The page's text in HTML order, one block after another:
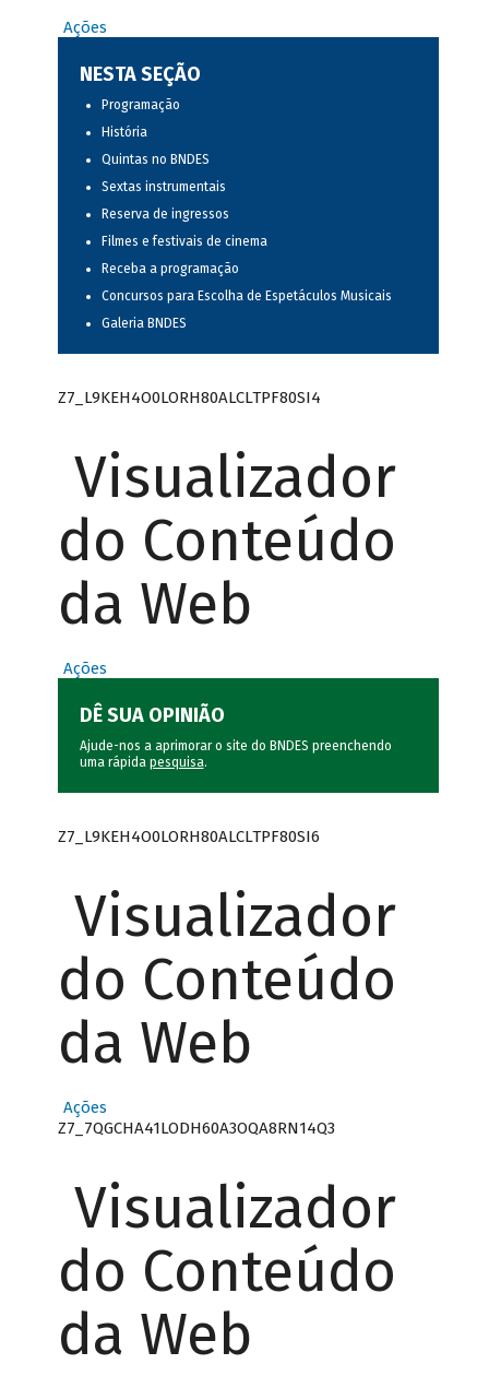
Ações
NESTA SEÇÃO
Programação
História
Quintas no BNDES
Sextas instrumentais
Reserva de ingressos
Filmes e festivais de cinema
Receba a programação
Concursos para Escolha de Espetáculos Musicais
Galeria BNDES
Z7_L9KEH4O0LORH80ALCLTPF80SI4
Visualizador
do Conteúdo
da Web
Ações
DÊ SUA OPINIÃO
Ajude-nos a aprimorar o site do BNDES preenchendo
uma rápida pesquisa.
Z7_L9KEH4O0LORH80ALCLTPF80SI6
Visualizador
do Conteúdo
da Web
Ações
Z7_7QGCHA41LODH60A3OQA8RN14Q3
Visualizador
do Conteúdo
da Web